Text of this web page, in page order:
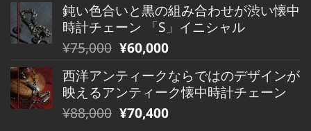
で
し
た。
¥480,000
で
す。
価
格
は
¥79,000
で
し
た。
の
価
格
は
¥79,000
で
す。
鈍い色合いと黒の組み合わせが渋い懐中
時計チェーン 「S」イニシャル
元
価
格
は
¥75,000 現
の
価
格
¥60,000
西洋アンティークならではのデザインが
映えるアンティーク懐中時計チェーン
元
¥88,000 現
¥70,400